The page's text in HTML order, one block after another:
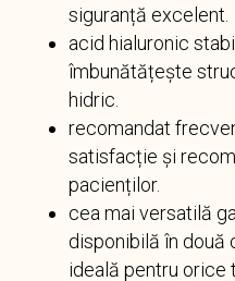
siguranță excelent.
acid hialuronic
îmbunătățește
hidric.
recomandat
satisfacție și
pacienților.
cea mai versatilă
disponibilă în două
ideală pentru orice